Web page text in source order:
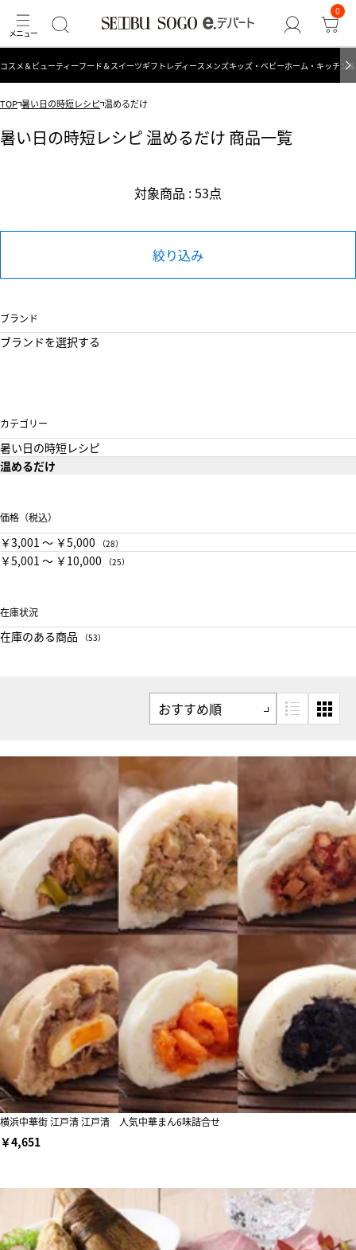
0
コスメ＆ビューティーフード＆スイーツギフト レディース メンズキッズ・ベビーホーム・キッチン
TOP 暑い日の時短レシピ 温めるだけ
暑い日の時短レシピ 温めるだけ 商品一覧
対象商品 : 53点
絞り込み
ブランド
ブランドを選択する
カテゴリー
暑い日の時短レシピ
温めるだけ
価格（税込）
￥3,001 〜 ￥5,000 （28）
￥5,001 〜 ￥10,000 （25）
在庫状況
在庫のある商品 （53）
横浜中華街 江戸清 江戸清 人気中華まん6味詰合せ
￥4,651